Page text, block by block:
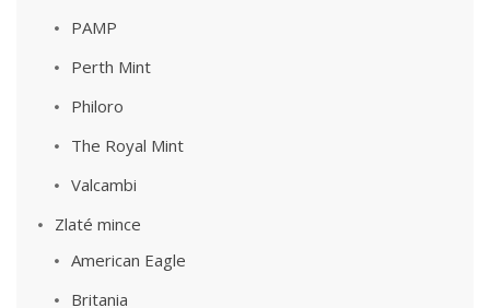
PAMP
Perth Mint
Philoro
The Royal Mint
Valcambi
Zlaté mince
American Eagle
Britania